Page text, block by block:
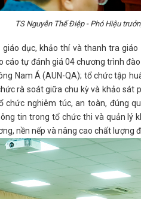
TS Nguyễn Thế Điệp - Phó Hiệu
dục, khảo thí và thanh tra
cáo tự đánh giá 04 chương trình
Nam Á (AUN-QA); tổ chức tập
rà soát giữa chu kỳ và khảo
chức nghiêm túc, an toàn, đúng
tin trong tổ chức thi và quản lý
nền nếp và nâng cao chất lượng